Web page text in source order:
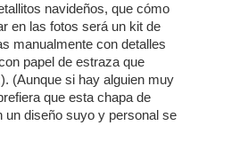
navideños, que cómo
en las fotos será un kit de
manualmente con detalles
papel de estraza que
(Aunque si hay alguien muy
que esta chapa de
un diseño suyo y personal se